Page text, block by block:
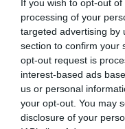
If you wish to opt-out
processing of your
targeted advertising by
section to confirm your
opt-out request is
interest-based ads
us or personal
your opt-out. You may
disclosure of your
Νορβηγία: